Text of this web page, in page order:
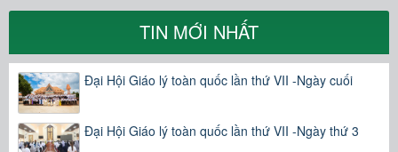
TIN MỚI NHẤT
Đại Hội Giáo lý toàn quốc lần thứ VII -Ngày cuối
Đại Hội Giáo lý toàn quốc lần thứ VII -Ngày thứ 3